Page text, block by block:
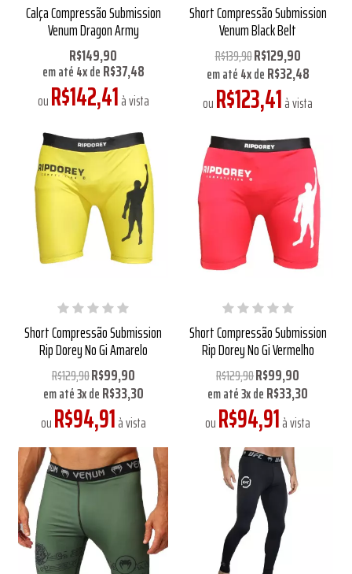
Calça Compressão Submission
Venum Dragon Army
R$149,90
em até4xdeR$37,48
ouR$142,41à vista
Short Compressão Submission
Venum Black Belt
R$139,90R$129,90
em até4xdeR$32,48
ouR$123,41à vista
Short Compressão Submission
Rip Dorey No Gi Amarelo
R$129,90R$99,90
em até3xdeR$33,30
ouR$94,91à vista
Short Compressão Submission
Rip Dorey No Gi Vermelho
R$129,90R$99,90
em até3xdeR$33,30
ouR$94,91à vista